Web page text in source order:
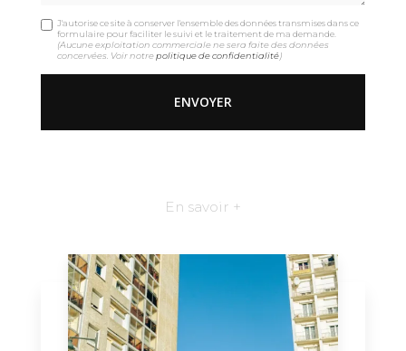
J'autorise ce site à conserver l'ensemble des données transmises dans ce
formulaire pour faciliter le suivi et le traitement de ma demande.
(Aucune exploitation commerciale ne sera faite des données
concervées. Voir notrepolitique de confidentialité)
En savoir +